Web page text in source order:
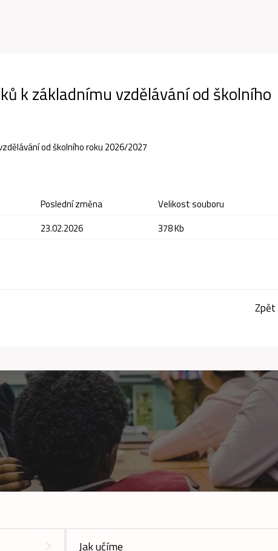
k základnímu vzdělávání od školního
od školního roku 2026/2027
Poslední změna
Velikost souboru
23.02.2026 378 Kb
Zpět
Jak učíme